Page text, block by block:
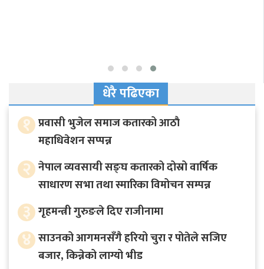
धेरै पढिएका
१ प्रवासी भुजेल समाज कतारको आठाै
महाधिवेशन सप्पन्न
२ नेपाल व्यवसायी सङ्घ कतारको दोस्रो वार्षिक
साधारण सभा तथा स्मारिका विमोचन सम्पन्न
३ गृहमन्त्री गुरुङले दिए राजीनामा
४ साउनको आगमनसँगै हरियो चुरा र पोतेले सजिए
बजार, किन्नेको लाग्यो भीड